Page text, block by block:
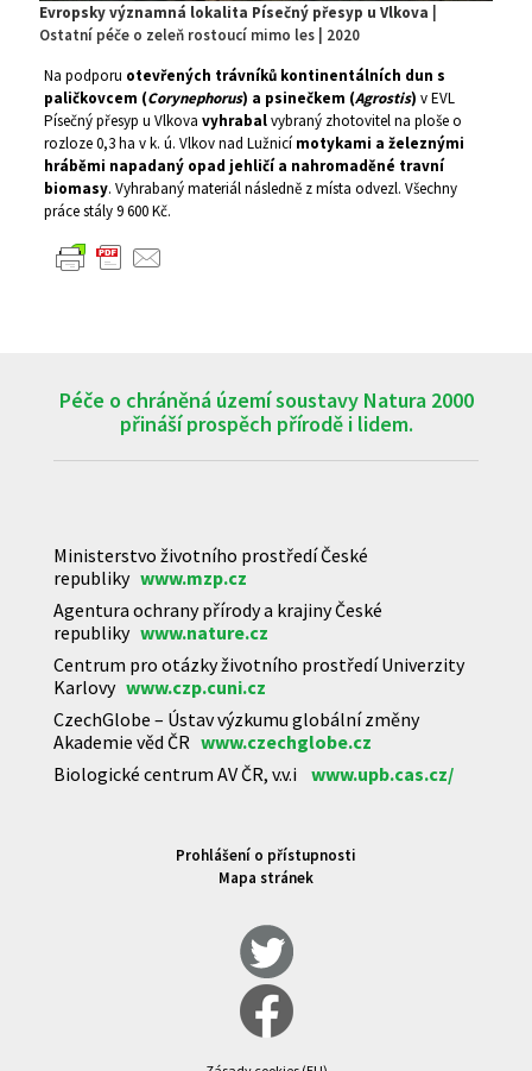
Evropsky významná lokalita Písečný přesyp u Vlkova
Ostatní péče o zeleň rostoucí mimo les | 2020
Na podporu otevřených trávníků kontinentálních dun s
paličkovcem (Corynephorus) a psinečkem (Agrostis) v EVL
Písečný přesyp u Vlkova vyhrabalvybraný zhotovitel na ploše o
rozloze 0,3 ha v k. ú. Vlkov nad Lužnicímotykami a železnými
hráběmi napadaný opad jehličí a nahromaděné travní
biomasy. Vyhrabaný materiál následně z místa odvezl. Všechny
práce stály 9 600 Kč.
Péče o chráněná území soustavy Natura 2000
přináší prospěch přírodě i lidem.
Ministerstvo životního prostředí České
republiky www.mzp.cz
Agentura ochrany přírody a krajiny České
republiky www.nature.cz
Centrum pro otázky životního prostředí Univerzity
Karlovy www.czp.cuni.cz
CzechGlobe – Ústav výzkumu globální změny
Akademie věd ČR www.czechglobe.cz
Biologické centrum AV ČR, v.v.i www.upb.cas.cz/
Prohlášení o přístupnosti
Mapa stránek